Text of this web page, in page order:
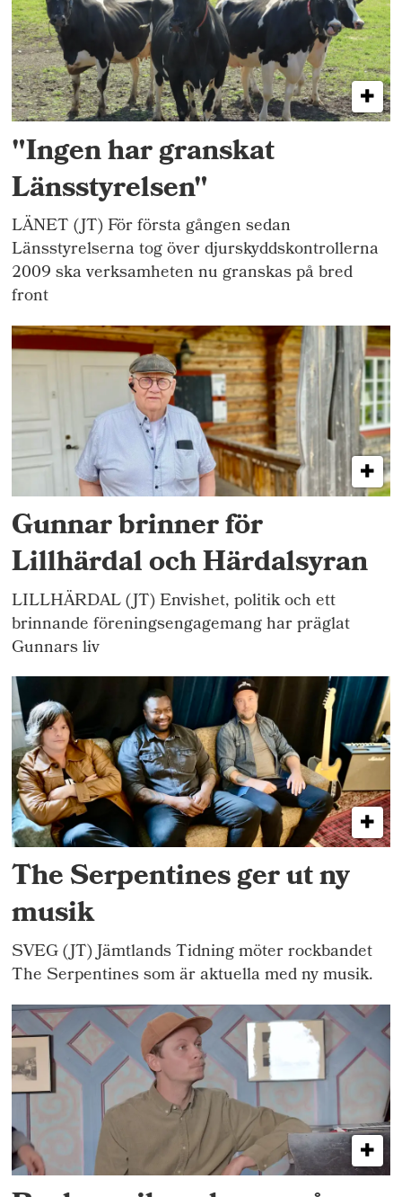
"Ingen har granskat
Länsstyrelsen"
LÄNET (JT) För första gången sedan
Länsstyrelserna tog över djurskyddskontrollerna
2009 ska verksamheten nu granskas på bred
front
Gunnar brinner för
Lillhärdal och Härdalsyran
LILLHÄRDAL (JT) Envishet, politik och ett
brinnande föreningsengagemang har präglat
Gunnars liv
The Serpentines ger ut ny
musik
SVEG (JT) Jämtlands Tidning möter rockbandet
The Serpentines som är aktuella med ny musik.